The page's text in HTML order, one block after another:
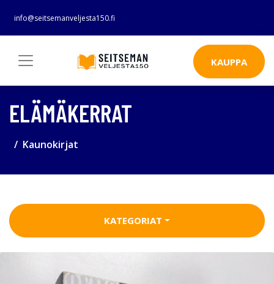
info@seitsemanveljesta150.fi
KAUPPA
ELÄMÄKERRAT
Kaunokirjat
KATEGORIAT